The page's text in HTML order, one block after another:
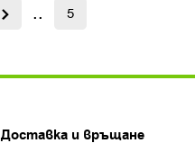
.. 5
Доставка и връщане